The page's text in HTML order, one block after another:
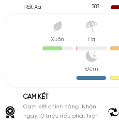
Rất Xa
583
Xuân Hạ
Đêm
CAM KẾT
Cam kết chính hãng. Nhận
ngay 10 triệu nếu phát hiện